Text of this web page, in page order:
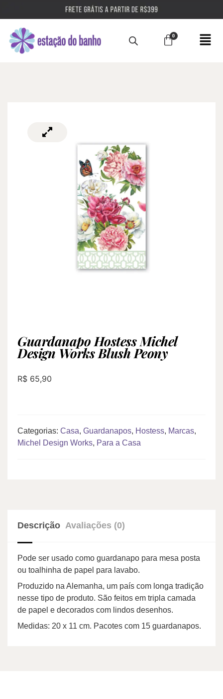
Guardanapo Hostess Michel
Design Works Blush Peony
R$ 65,90
Categorias: Casa, Guardanapos, Hostess, Marcas,
Michel Design Works, Para a Casa
Descrição Avaliações (0)
Pode ser usado como guardanapo para mesa posta
ou toalhinha de papel para lavabo.
Produzido na Alemanha, um país com longa tradição
nesse tipo de produto. São feitos em tripla camada
de papel e decorados com lindos desenhos.
Medidas: 20 x 11 cm. Pacotes com 15 guardanapos.